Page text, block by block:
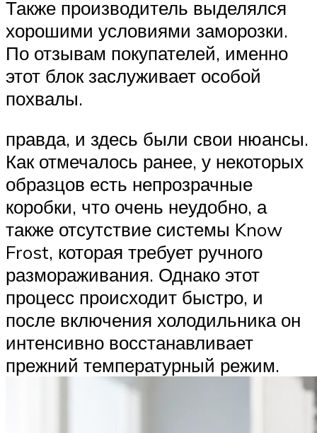
Также производитель выделялся
хорошими условиями заморозки.
По отзывам покупателей, именно
этот блок заслуживает особой
похвалы.
правда, и здесь были свои нюансы.
Как отмечалось ранее, у некоторых
образцов есть непрозрачные
коробки, что очень неудобно, а
также отсутствие системы Know
Frost, которая требует ручного
размораживания. Однако этот
процесс происходит быстро, и
после включения холодильника он
интенсивно восстанавливает
прежний температурный режим.